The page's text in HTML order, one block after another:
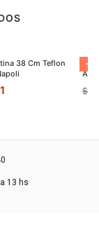
38 Cm Teflon
-
$
13 hs